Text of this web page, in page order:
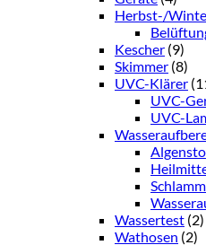
Herbst-/
Kescher (9)
Skimmer (8)
UVC-Klärer
UVC-
UVC-
Wassertest (2)
Wathosen (2)